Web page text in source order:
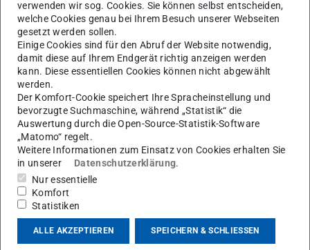
getrennt (siehe Bild „Neue Bewertungsskala erstellen“).
Es besteht hier auch die Möglichkeit, nur einen einzigen
Wert einzutragen, um z.B. ähnlich wie in sozialen
Netzwerken üblich eine „Gefällt mir“ – Bewertung zu
erstellen. Abschließend können Sie Ihre Skala, sofern
gewünscht, noch um eine Beschreibung ergänzen.
Eine neue Bewertungsskala verwenden
verwenden wir sog. Cookies. Sie können selbst entscheiden,
welche Cookies genau bei Ihrem Besuch unserer Webseiten
gesetzt werden sollen.
Einige Cookies sind für den Abruf der Website notwendig,
damit diese auf Ihrem Endgerät richtig anzeigen werden
kann. Diese essentiellen Cookies können nicht abgewählt
werden.
Der Komfort-Cookie speichert Ihre Spracheinstellung und
bevorzugte Suchmaschine, während „Statistik“ die
Auswertung durch die Open-Source-Statistik-Software
„Matomo“ regelt.
Weitere Informationen zum Einsatz von Cookies erhalten Sie
in unserer
Datenschutzerklärung.
Nur essentielle
Komfort
Statistiken
ALLE AKZEPTIEREN SPEICHERN & SCHLIESSEN